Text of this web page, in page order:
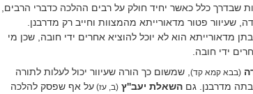
שבדרך כלל כאשר יחיד חולק על רבים ההלכה כדברי הרבים,
שעיוור פטור מדאורייתא מהמצוות וחייב רק מדרבנן.
מדאורייתא הוא לא יוכל להוציא אחרים ידי חובה, שכן מי
ידי חובה.
(בבא קמא קד) , שמשום כך הורה שעיוור יכול לעלות לתורה
מדרבנן. גם השאלת יעב''ץ (ב, עז) על אף שפסק להלכה